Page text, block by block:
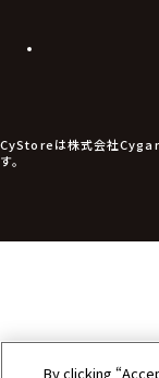
食品・飲
アパレル
アクセサ
CyStoreは株式会社
す。
By clicking